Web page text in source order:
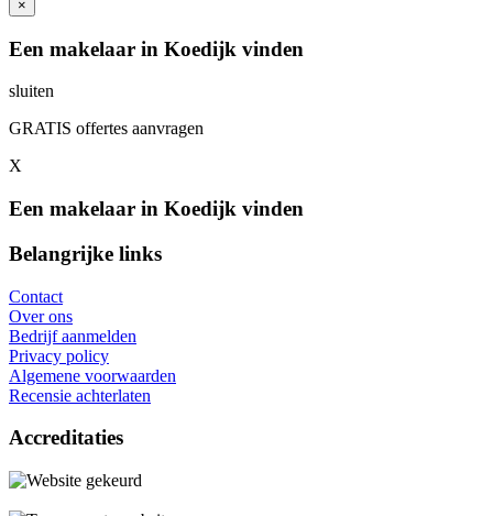
×
Een makelaar in Koedijk vinden
sluiten
GRATIS offertes aanvragen
X
Een makelaar in Koedijk vinden
Belangrijke links
Contact
Over ons
Bedrijf aanmelden
Privacy policy
Algemene voorwaarden
Recensie achterlaten
Accreditaties